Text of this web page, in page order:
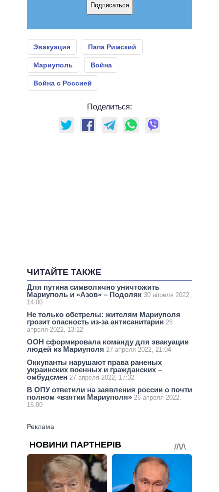
Подписаться
Эвакуация Папа Римский
Мариуполь Война
Война с Россией
Поделиться:
ЧИТАЙТЕ ТАКЖЕ
Для путина символично уничтожить
Мариуполь и «Азов» – Подоляк 30 апреля 2022,
14:00
Не только обстрелы: жителям Мариуполя
грозит опасность из-за антисанитарии 28
апреля 2022, 13:12
ООН сформировала команду для эвакуации
людей из Мариуполя 27 апреля 2022, 21:04
Оккупанты нарушают права раненых
украинских военных и гражданских –
омбудсмен 27 апреля 2022, 17:32
В ОПУ ответили на заявления россии о почти
полном «взятии Мариуполя» 26 апреля 2022,
16:00